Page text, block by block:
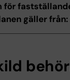
för
gäller från: